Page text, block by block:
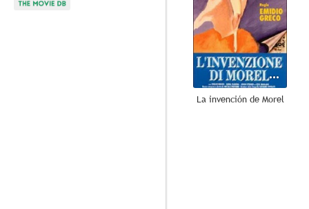
La invención de Morel